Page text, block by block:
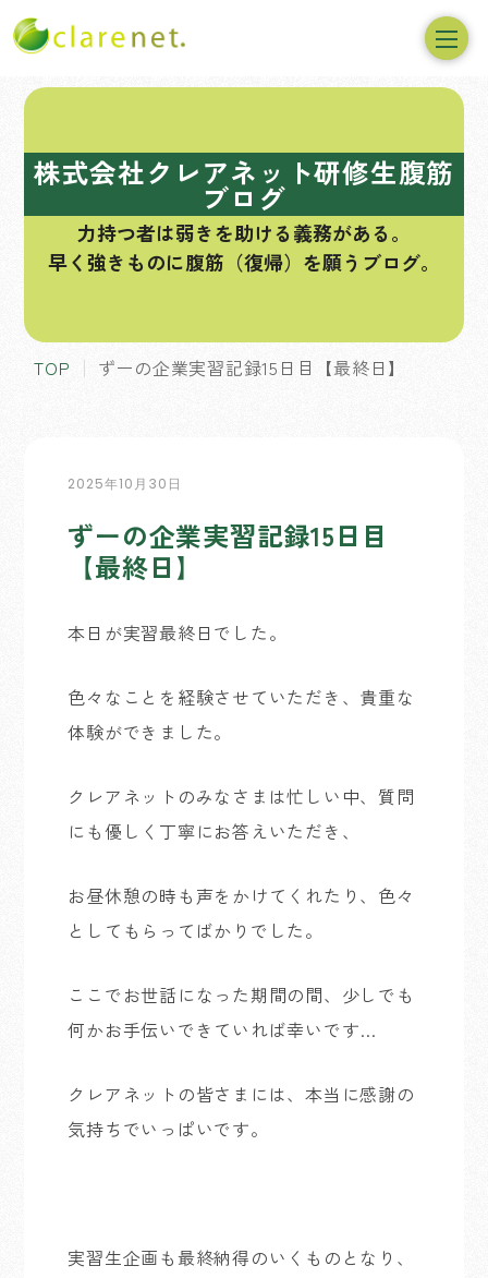
株式会社クレアネット研修生腹筋
ブログ
力持つ者は弱きを助ける義務がある。
早く強きものに腹筋（復帰）を願うブログ。
TOP ずーの企業実習記録15日目【最終日】
2025年10月30日
ずーの企業実習記録15日目
【最終日】
本日が実習最終日でした。
色々なことを経験させていただき、貴重な
体験ができました。
クレアネットのみなさまは忙しい中、質問
にも優しく丁寧にお答えいただき、
お昼休憩の時も声をかけてくれたり、色々
としてもらってばかりでした。
ここでお世話になった期間の間、少しでも
何かお手伝いできていれば幸いです…
クレアネットの皆さまには、本当に感謝の
気持ちでいっぱいです。
実習生企画も最終納得のいくものとなり、